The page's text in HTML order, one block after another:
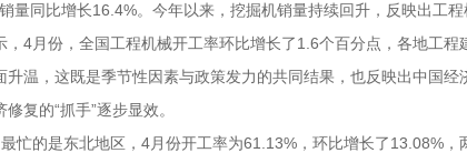
量同比增长16.4%。今年以来，挖掘机销量持续回升，反映出工程
4月份，全国工程机械开工率环比增长了1.6个百分点，各地工程
温，这既是季节性因素与政策发力的共同结果，也反映出中国经
复的“抓手”逐步显效。
忙的是东北地区，4月份开工率为61.13%，环比增长了13.08%，